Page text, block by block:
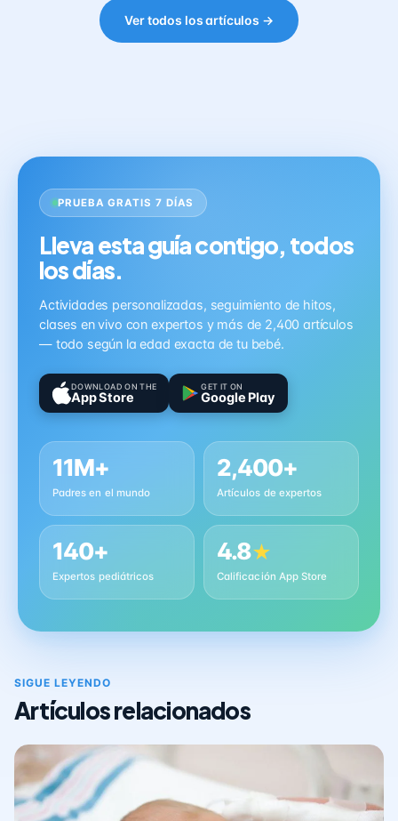
Ver todos los artículos →
PRUEBA GRATIS 7 DÍAS
Lleva esta guía contigo, todos
los días.
Actividades personalizadas, seguimiento de hitos,
clases en vivo con expertos y más de 2,400 artículos
— todo según la edad exacta de tu bebé.
DOWNLOAD ON THE
App Store
GET IT ON
Google Play
11M+
Padres en el mundo
2,400+
Artículos de expertos
140+
Expertos pediátricos
4.8★
Calificación App Store
SIGUE LEYENDO
Artículos relacionados